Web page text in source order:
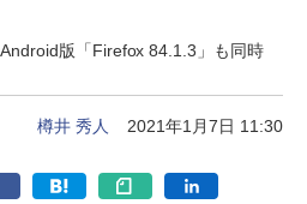
版「Firefox 84.1.3」も同時
樽井 秀人 2021年1月7日 11:30